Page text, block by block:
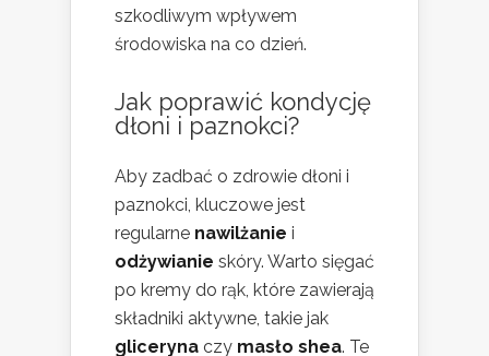
szkodliwym wpływem
środowiska na co dzień.
Jak poprawić kondycję
dłoni i paznokci?
Aby zadbać o zdrowie dłoni i
paznokci, kluczowe jest
regularne nawilżanie i
odżywianie skóry. Warto sięgać
po kremy do rąk, które zawierają
składniki aktywne, takie jak
gliceryna czy masło shea. Te